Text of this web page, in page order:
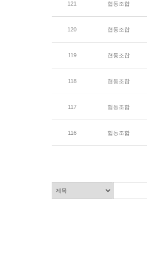
121 협동조합
120 협동조합
119 협동조합
118 협동조합
117 협동조합
116 협동조합